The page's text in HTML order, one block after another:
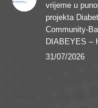
vrijeme u
projekta
Community-
DIABEYES –
31/07/2026